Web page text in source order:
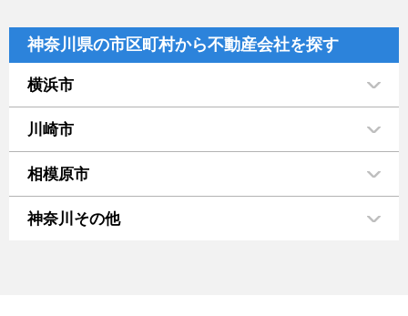
神奈川県の市区町村から不動産会社を探す
横浜市
川崎市
相模原市
神奈川その他